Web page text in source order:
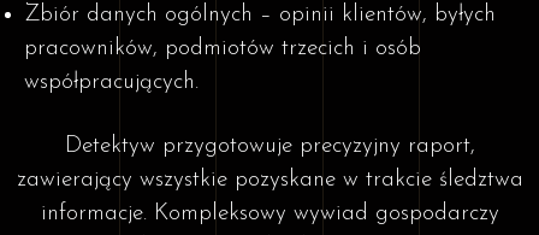
Zbiór danych ogólnych – opinii klientów, byłych
pracowników, podmiotów trzecich i osób
współpracujących.
Detektyw przygotowuje precyzyjny raport,
zawierający wszystkie pozyskane w trakcie śledztwa
informacje. Kompleksowy wywiad gospodarczy